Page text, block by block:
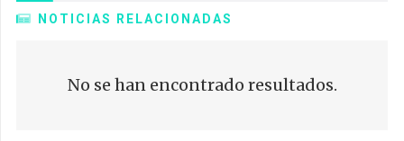
NOTICIAS RELACIONADAS
No se han encontrado resultados.